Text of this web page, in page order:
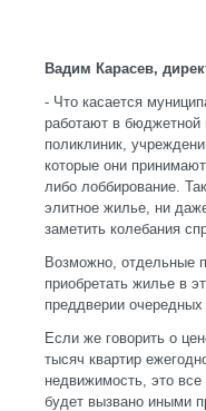
Вадим Карасев,
- Что касается
работают в бюджетной
поликлиник,
которые они
либо лоббирование.
элитное жилье, ни
заметить колебания
Возможно, отдельные
приобретать жилье в
преддверии
Если же говорить о
тысяч квартир
недвижимость, это
будет вызвано иными